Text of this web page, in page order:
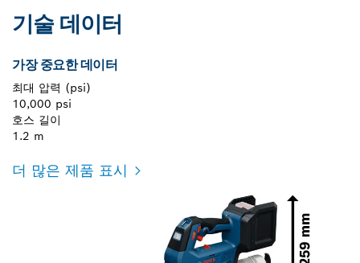
기술 데이터
가장 중요한 데이터
최대 압력 (psi)
10,000 psi
호스 길이
1.2 m
더 많은 제품 표시